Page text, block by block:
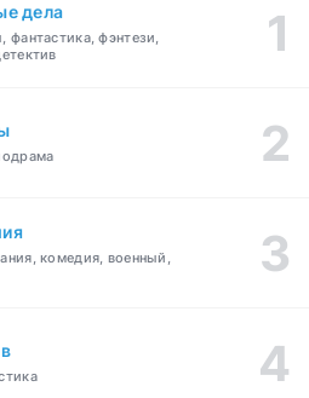
дела
фэнтези,
комедия, военный,